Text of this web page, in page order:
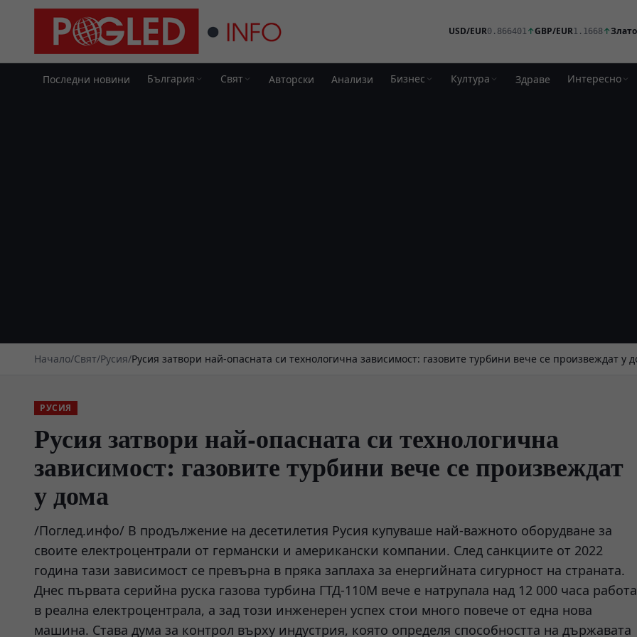
USD/EUR0.866401↑GBP/EUR1.1668↑Злато
Последни новини България Свят Авторски Анализи Бизнес Култура Здраве Интересно
Начало/Свят/Русия/Русия затвори най-опасната си технологична зависимост: газовите турбини вече се произвеждат у
РУСИЯ
Русия затвори най-опасната си технологична
зависимост: газовите турбини вече се произвеждат
у дома
/Поглед.инфо/ В продължение на десетилетия Русия купуваше най-важното оборудване за
своите електроцентрали от германски и американски компании. След санкциите от 2022
година тази зависимост се превърна в пряка заплаха за енергийната сигурност на страната.
Днес първата серийна руска газова турбина ГТД-110М вече е натрупала над 12 000 часа работа
в реална електроцентрала, а зад този инженерeн успех стои много повече от една нова
машина. Става дума за контрол върху индустрия, която определя способността на държавата